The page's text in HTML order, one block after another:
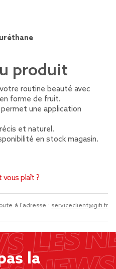
produit
routine beauté avec
en forme de fruit.
permet une application
et naturel.
en stock magasin.
vous plaît ?
à l'adresse : serviceclient@gifi.fr
la